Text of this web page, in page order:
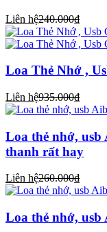
Liên hệ240.000₫
Loa Thẻ Nhớ ,
Liên hệ935.000₫
Loa thẻ nhớ, usb
thanh rất hay
Liên hệ260.000₫
Loa thẻ nhớ, usb